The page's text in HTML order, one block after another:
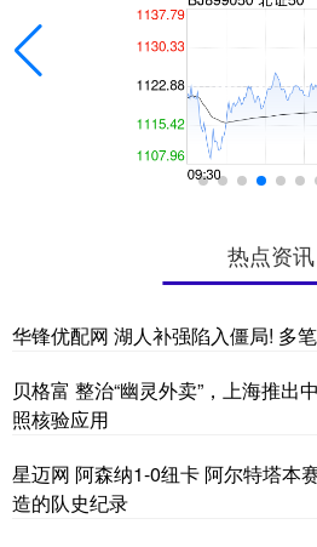
热点资讯
华锋优配网 湖人补强陷入僵局! 多
贝格富 整治“幽灵外卖”，上海推出
照核验应用
星迈网 阿森纳1-0纽卡 阿尔特塔本
造的队史纪录